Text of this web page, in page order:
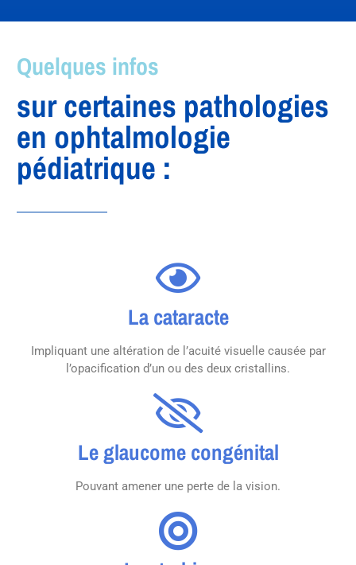
Quelques infos
sur certaines pathologies
en ophtalmologie
pédiatrique :
La cataracte
Impliquant une altération de l’acuité visuelle causée par
l’opacification d’un ou des deux cristallins.
Le glaucome congénital
Pouvant amener une perte de la vision.